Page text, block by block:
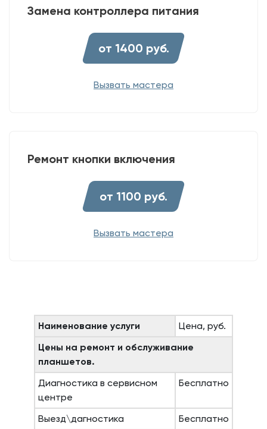
Замена контроллера питания
от 1400 руб.
Вызвать мастера
Ремонт кнопки включения
от 1100 руб.
Вызвать мастера
Наименование услуги
Цена, руб.
Цены на ремонт и обслуживание
планшетов.
Диагностика в сервисном
центре
Бесплатно
Выезд\дагностика
Бесплатно